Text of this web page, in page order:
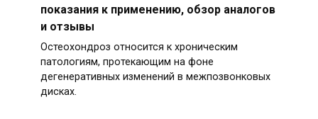
показания к применению, обзор аналогов
и отзывы
Остеохондроз относится к хроническим
патологиям, протекающим на фоне
дегенеративных изменений в межпозвонковых
дисках.